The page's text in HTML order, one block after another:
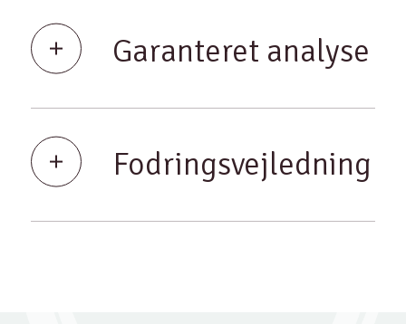
Garanteret analyse
Fodringsvejledning